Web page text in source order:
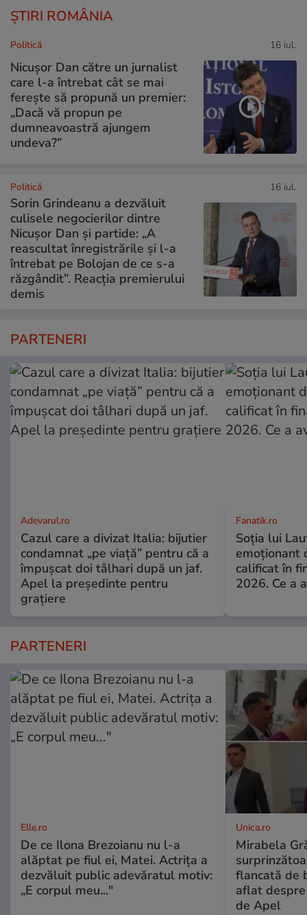
ȘTIRI ROMÂNIA
Politică 16 iul.
Nicușor Dan către un jurnalist
care l-a întrebat cât se mai
ferește să propună un premier:
„Dacă vă propun pe
dumneavoastră ajungem
undeva?”
Politică 16 iul.
Sorin Grindeanu a dezvăluit
culisele negocierilor dintre
Nicușor Dan și partide: „A
reascultat înregistrările și l-a
întrebat pe Bolojan de ce s-a
răzgândit”. Reacția premierului
demis
PARTENERI
Adevarul.ro
Cazul care a divizat Italia: bijutier
condamnat „pe viață” pentru că a
împușcat doi tâlhari după un jaf.
Apel la președinte pentru
graţiere
Fanatik.ro
Soția lui
emoționant
calificat în
2026. Ce a
PARTENERI
Elle.ro
De ce Ilona Brezoianu nu l-a
alăptat pe fiul ei, Matei. Actrița a
dezvăluit public adevăratul motiv:
„E corpul meu..."
Unica.ro
Mirabela
flancată de
aflat
de Apel